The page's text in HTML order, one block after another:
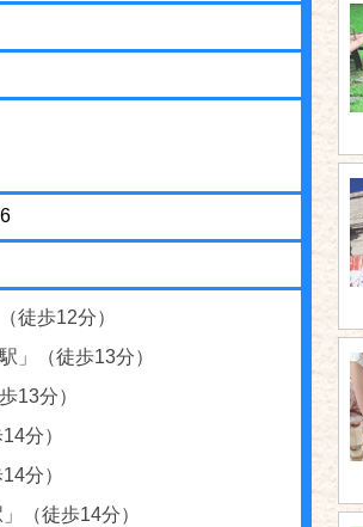
徒歩12分）
」（徒歩13分）
13分）
分）
分）
（徒歩14分）